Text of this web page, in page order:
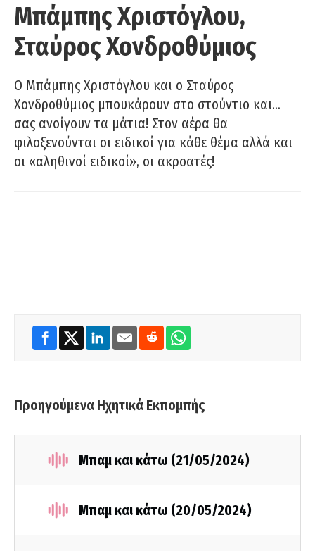
Μπάμπης Χριστόγλου,
Σταύρος Χονδροθύμιος
O Μπάμπης Χριστόγλου και ο Σταύρος
Χονδροθύμιος μπουκάρουν στο στούντιο και…
σας ανοίγουν τα μάτια! Στον αέρα θα
φιλοξενούνται οι ειδικοί για κάθε θέμα αλλά και
οι «αληθινοί ειδικοί», οι ακροατές!
Προηγούμενα Ηχητικά Εκπομπής
Μπαμ και κάτω (21/05/2024)
Μπαμ και κάτω (20/05/2024)